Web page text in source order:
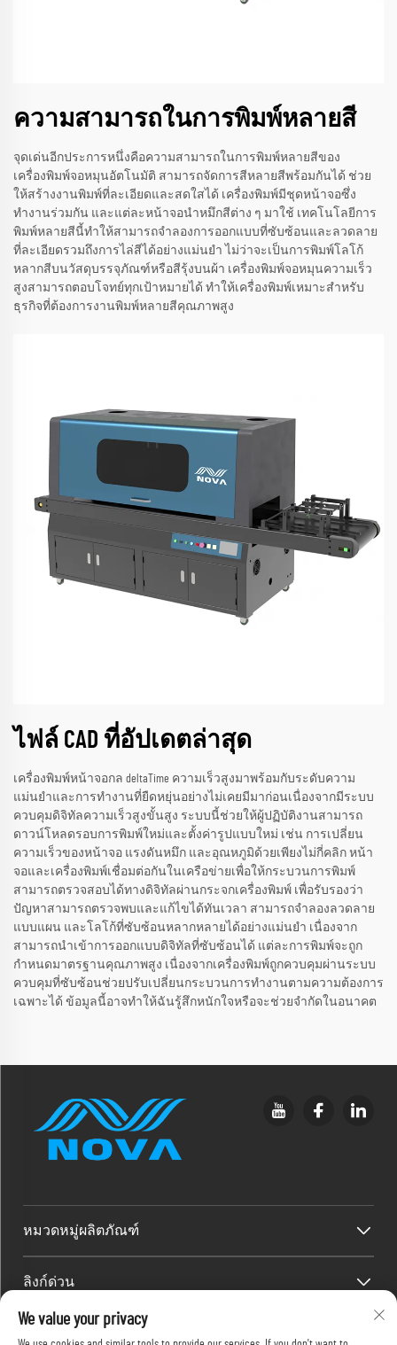
ความสามารถในการพิมพ์หลายสี
จุดเด่นอีกประการหนึ่งคือความสามารถในการพิมพ์หลายสีของ
เครื่องพิมพ์จอหมุนอัตโนมัติ สามารถจัดการสีหลายสีพร้อมกันได้ ช่วย
ให้สร้างงานพิมพ์ที่ละเอียดและสดใสได้ เครื่องพิมพ์มีชุดหน้าจอซึ่ง
ทำงานร่วมกัน และแต่ละหน้าจอนำหมึกสีต่าง ๆ มาใช้ เทคโนโลยีการ
พิมพ์หลายสีนี้ทำให้สามารถจำลองการออกแบบที่ซับซ้อนและลวดลาย
ที่ละเอียดรวมถึงการไล่สีได้อย่างแม่นยำ ไม่ว่าจะเป็นการพิมพ์โลโก้
หลากสีบนวัสดุบรรจุภัณฑ์หรือสีรุ้งบนผ้า เครื่องพิมพ์จอหมุนความเร็ว
สูงสามารถตอบโจทย์ทุกเป้าหมายได้ ทำให้เครื่องพิมพ์เหมาะสำหรับ
ธุรกิจที่ต้องการงานพิมพ์หลายสีคุณภาพสูง
ไฟล์ CAD ที่อัปเดตล่าสุด
เครื่องพิมพ์หน้าจอกล deltaTime ความเร็วสูงมาพร้อมกับระดับความ
แม่นยำและการทำงานที่ยืดหยุ่นอย่างไม่เคยมีมาก่อนเนื่องจากมีระบบ
ควบคุมดิจิทัลความเร็วสูงขั้นสูง ระบบนี้ช่วยให้ผู้ปฏิบัติงานสามารถ
ดาวน์โหลดรอบการพิมพ์ใหม่และตั้งค่ารูปแบบใหม่ เช่น การเปลี่ยน
ความเร็วของหน้าจอ แรงดันหมึก และอุณหภูมิด้วยเพียงไม่กี่คลิก หน้า
จอและเครื่องพิมพ์เชื่อมต่อกันในเครือข่ายเพื่อให้กระบวนการพิมพ์
สามารถตรวจสอบได้ทางดิจิทัลผ่านกระจกเครื่องพิมพ์ เพื่อรับรองว่า
ปัญหาสามารถตรวจพบและแก้ไขได้ทันเวลา สามารถจำลองลวดลาย
แบบแผน และโลโก้ที่ซับซ้อนหลากหลายได้อย่างแม่นยำ เนื่องจาก
สามารถนำเข้าการออกแบบดิจิทัลที่ซับซ้อนได้ แต่ละการพิมพ์จะถูก
กำหนดมาตรฐานคุณภาพสูง เนื่องจากเครื่องพิมพ์ถูกควบคุมผ่านระบบ
ควบคุมที่ซับซ้อนช่วยปรับเปลี่ยนกระบวนการทำงานตามความต้องการ
เฉพาะได้ ข้อมูลนี้อาจทำให้ฉันรู้สึกหนักใจหรือจะช่วยจำกัดในอนาคต
หมวดหมู่ผลิตภัณฑ์
ลิงก์ด่วน
ข้อมูลติดต่อ
We value your privacy